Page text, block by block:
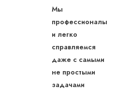
Мы
профессионалы
и легко
справляемся
даже с самыми
не простыми
задачами